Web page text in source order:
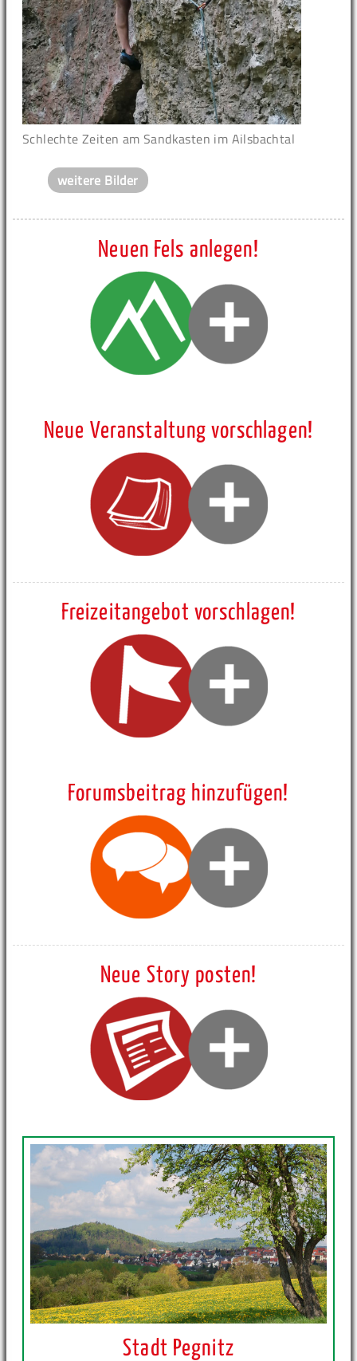
Schlechte Zeiten am Sandkasten im Ailsbachtal
weitere Bilder
Neuen Fels anlegen!
Neue Veranstaltung vorschlagen!
Freizeitangebot vorschlagen!
Forumsbeitrag hinzufügen!
Neue Story posten!
Stadt Pegnitz